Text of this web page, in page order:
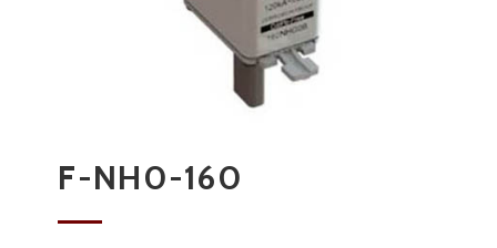
F-NH0-160